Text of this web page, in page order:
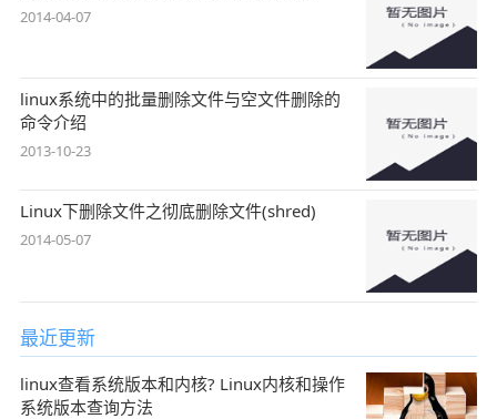
2014-04-07
linux系统中的批量删除文件与空文件删除的
命令介绍
2013-10-23
Linux下删除文件之彻底删除文件(shred)
2014-05-07
最近更新
linux查看系统版本和内核? Linux内核和操作
系统版本查询方法